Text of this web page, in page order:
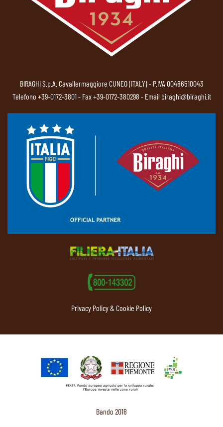
BIRAGHI S.p.A. Cavallermaggiore CUNEO (ITALY) - P.IVA 00486510043
Telefono +39-0172-3801- Fax +39-0172-380298 - Email biraghi@biraghi.it
Privacy Policy & Cookie Policy
Bando 2018